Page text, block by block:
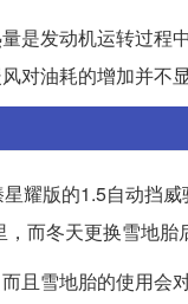
是发动机运转过
对油耗的增加并不显
耀版的1.5自动挡
而冬天更换雪地胎
且雪地胎的使用会